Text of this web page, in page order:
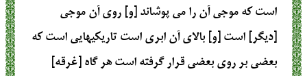
است كه موجى آن را مى ‏پوشاند [و] روى آن موجى
[ديگر] است [و] بالاى آن ابرى است تاريكيهايى است كه
بعضى بر روى بعضى قرار گرفته است هر گاه [غرقه]